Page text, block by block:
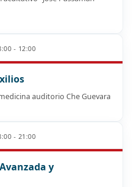
- 12:00
auditorio Che Guevara
- 21:00
y